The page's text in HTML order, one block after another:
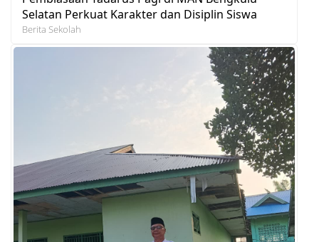
Selatan Perkuat Karakter dan Disiplin Siswa
Berita Sekolah